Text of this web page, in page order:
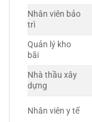
Nhân viên bảo
trì
Quản lý kho
bãi
Nhà thầu xây
dựng
Nhân viên y tế